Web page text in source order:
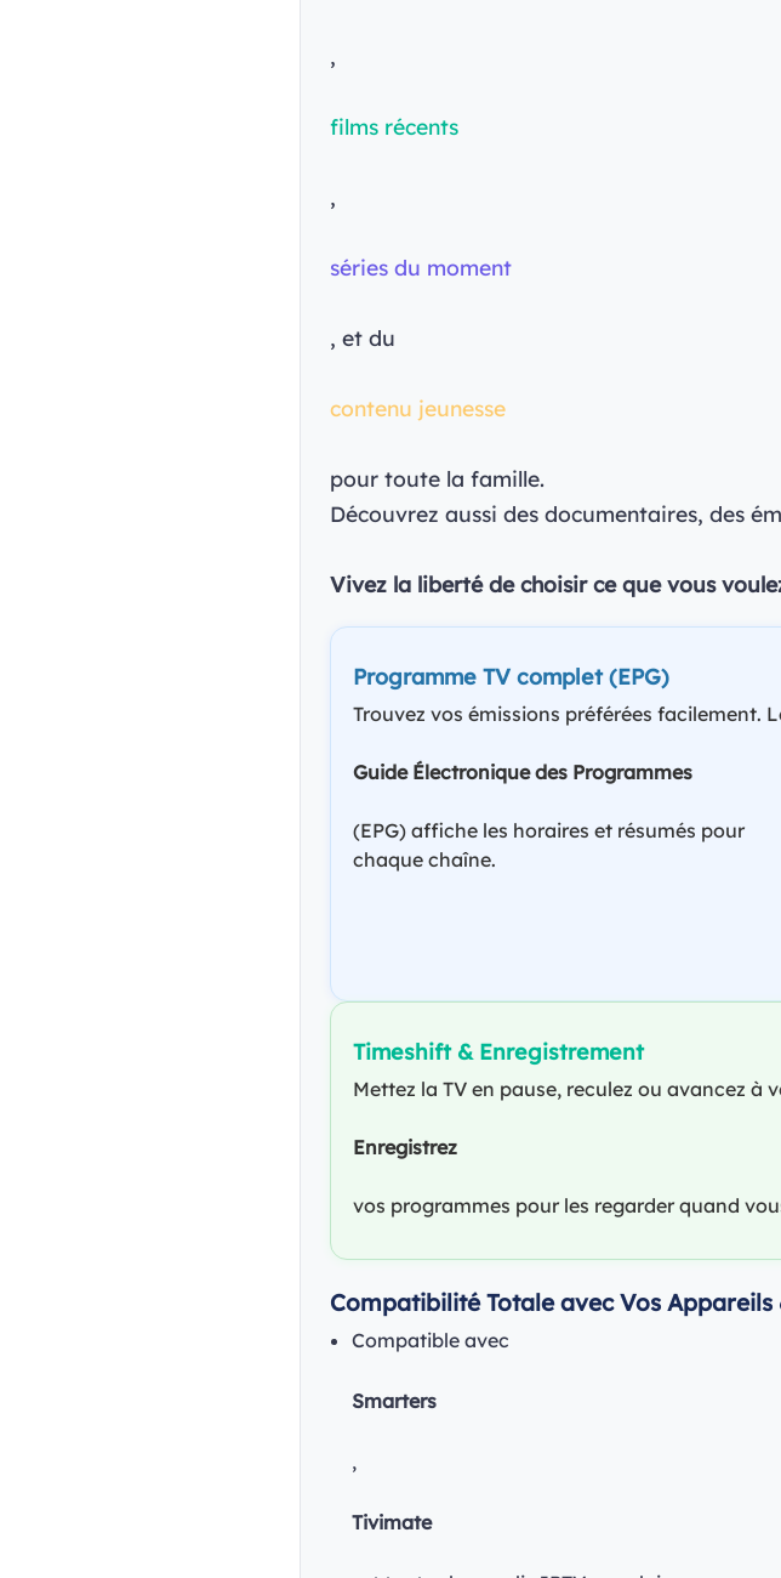
,
films récents
,
séries du moment
, et du
contenu jeunesse
pour toute la famille.
Découvrez aussi des documentaires, des
Vivez la liberté de choisir ce que vous
Programme TV complet (EPG)
Trouvez vos émissions préférées facilement.
Guide Électronique des Programmes
(EPG) affiche les horaires et résumés pour
chaque chaîne.
Timeshift & Enregistrement
Mettez la TV en pause, reculez ou avancez à
Enregistrez
vos programmes pour les regarder quand
Compatibilité Totale avec Vos
Compatible avec
Smarters
,
Tivimate